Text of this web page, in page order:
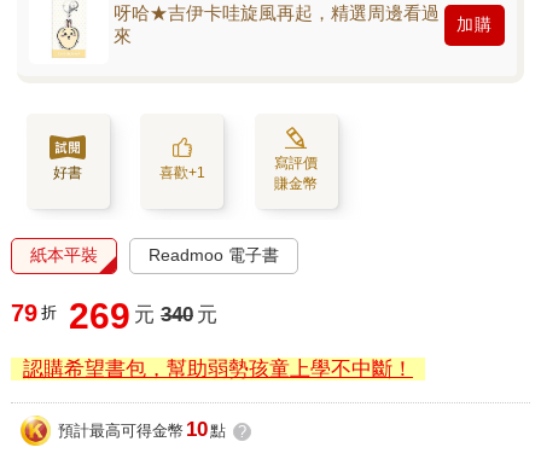
呀哈★吉伊卡哇旋風再起，精選周邊看過
來
加購
好書 喜歡+1
寫評價
賺金幣
紙本平裝 Readmoo 電子書
79 折 269 元 340 元
認購希望書包，幫助弱勢孩童上學不中斷！
預計最高可得金幣 10點 ?